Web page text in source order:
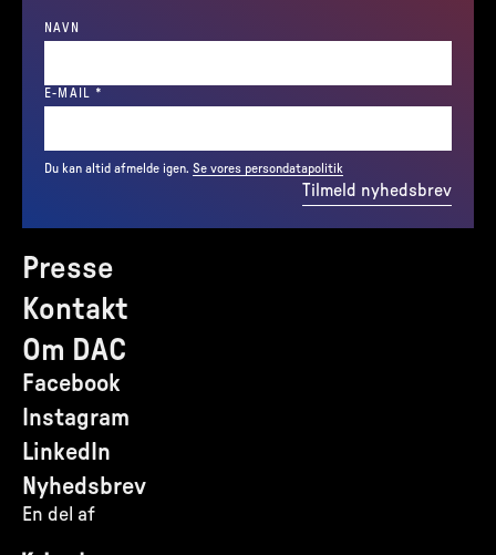
Presse
Kontakt
Om DAC
Facebook
Instagram
LinkedIn
Nyhedsbrev
En del af
NAVN
E-MAIL *
Du kan altid afmelde igen. Se vores persondatapolitik
Tilmeld nyhedsbrev